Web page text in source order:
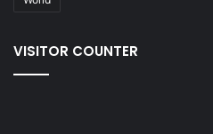
VISITOR COUNTER